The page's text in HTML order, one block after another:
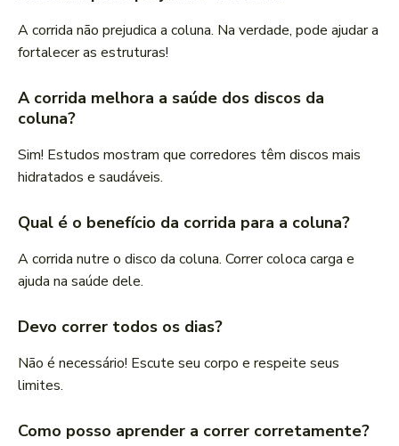
A corrida não prejudica a coluna. Na verdade, pode ajudar a
fortalecer as estruturas!
A corrida melhora a saúde dos discos da
coluna?
Sim! Estudos mostram que corredores têm discos mais
hidratados e saudáveis.
Qual é o benefício da corrida para a coluna?
A corrida nutre o disco da coluna. Correr coloca carga e
ajuda na saúde dele.
Devo correr todos os dias?
Não é necessário! Escute seu corpo e respeite seus
limites.
Como posso aprender a correr corretamente?